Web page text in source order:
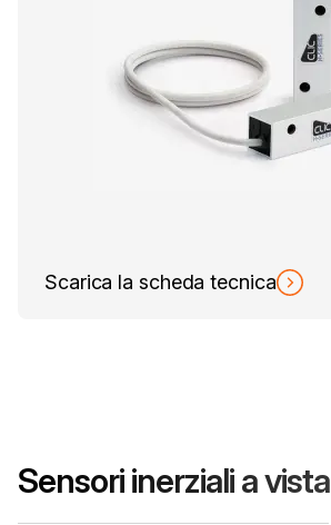
Scarica la scheda tecnica
Sensori inerziali a vista